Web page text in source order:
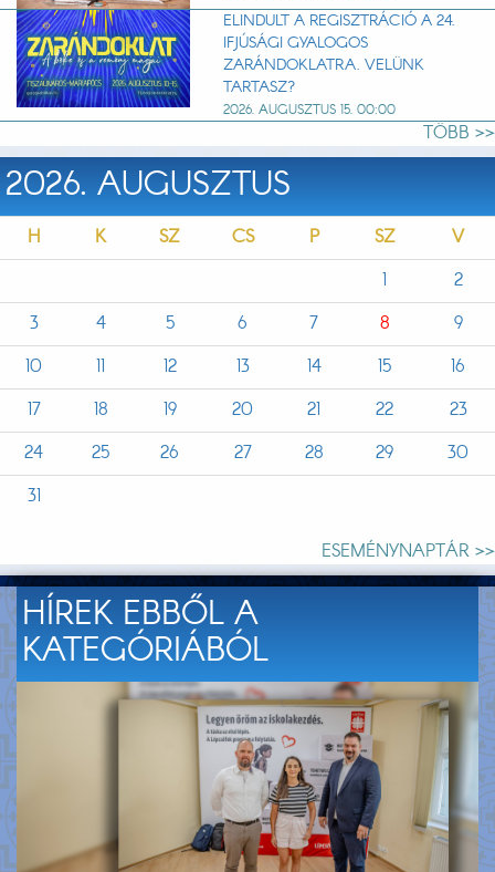
ELINDULT A REGISZTRÁCIÓ A 24.
IFJÚSÁGI GYALOGOS
ZARÁNDOKLATRA. VELÜNK
TARTASZ?
2026. AUGUSZTUS 15. 00:00
TÖBB >>
2026. AUGUSZTUS
H K SZ CS P SZ
V
1
2
3
4 5 6 7 8
9
10
11 12 13 14 15
16
17
18 19 20 21 22
23
24
25 26 27 28 29
30
31
ESEMÉNYNAPTÁR >>
HÍREK EBBŐL A
KATEGÓRIÁBÓL